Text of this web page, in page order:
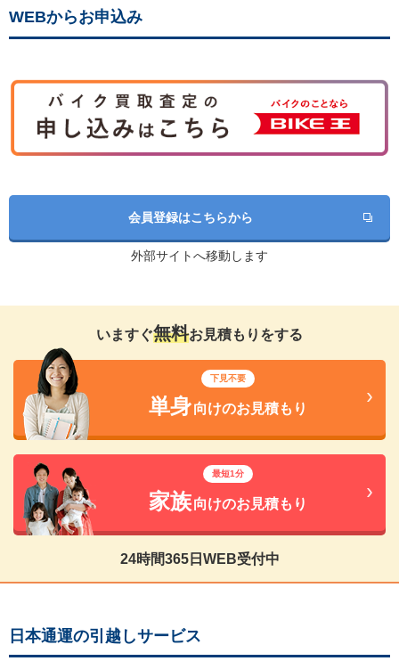
WEBからお申込み
会員登録はこちらから
外部サイトへ移動します
いますぐ無料お見積もりをする
下見不要
単身向けのお見積もり
最短1分
家族向けのお見積もり
24時間365日WEB受付中
日本通運の引越しサービス